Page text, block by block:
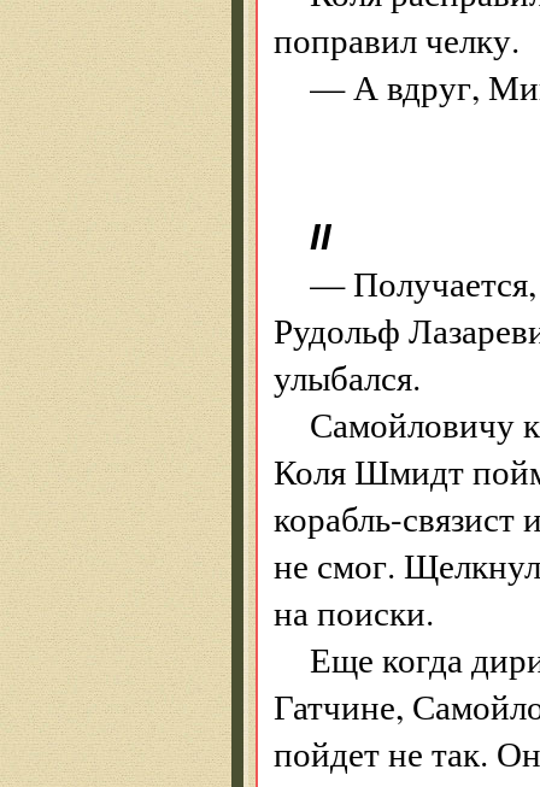
поправил челку.
— А вдруг,
II
—
Рудольф
улыбался.
Самойловичу
Коля Шмидт
корабль-
не смог.
на поиски.
Еще когда
Гатчине,
пойдет не так.